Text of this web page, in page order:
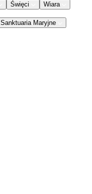
Święci Wiara
Sanktuaria Maryjne